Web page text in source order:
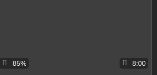
85% 8:00